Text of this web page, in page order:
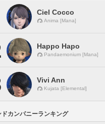
Ciel Cocco
Anima [Mana]
Happo Hapo
Pandaemonium [Mana]
Vivi Ann
Kujata [Elemental]
ドカンパニーランキング